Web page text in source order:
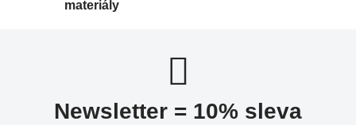
materiály
Newsletter = 10% sleva